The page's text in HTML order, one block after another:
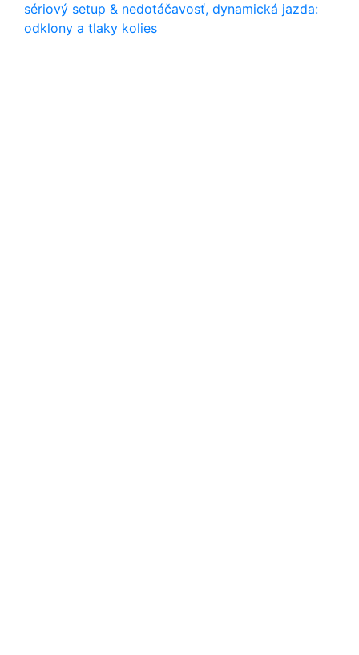
sériový setup & nedotáčavosť, dynamická jazda:
odklony a tlaky kolies